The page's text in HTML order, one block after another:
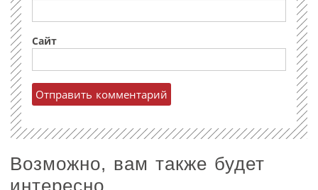
Сайт
Возможно, вам также будет